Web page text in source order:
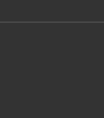
Mail an